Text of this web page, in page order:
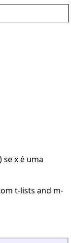
x é uma
t-lists and m-